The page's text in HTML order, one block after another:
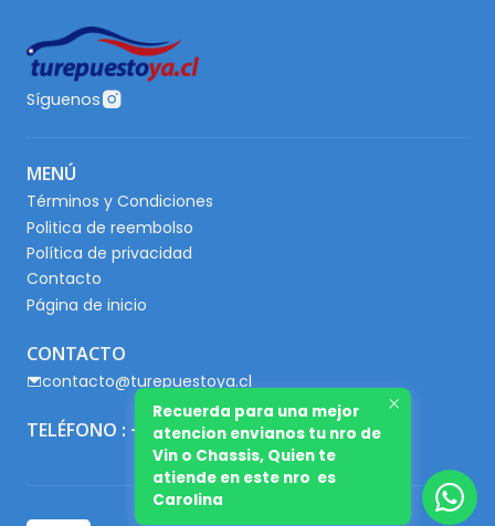
Síguenos
MENÚ
Términos y Condiciones
Politica de reembolso
Política de privacidad
Contacto
Página de inicio
CONTACTO
contacto@turepuestoya.cl
TELÉFONO : +56 9 65667345
Recuerda para una mejor
atencion envianos tu nro de
Vin o Chassis, Quien te
atiende en este nro es
Carolina